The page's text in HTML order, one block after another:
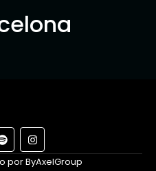
por ByAxelGroup